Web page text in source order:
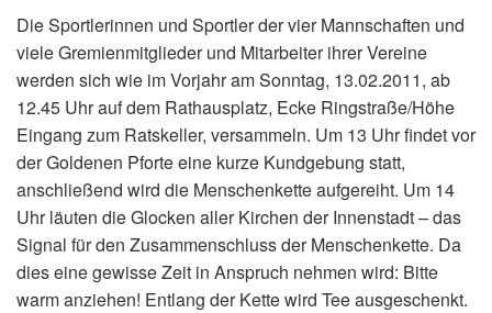
Die Sportlerinnen und Sportler der vier Mannschaften und
viele Gremienmitglieder und Mitarbeiter ihrer Vereine
werden sich wie im Vorjahr am Sonntag, 13.02.2011, ab
12.45 Uhr auf dem Rathausplatz, Ecke Ringstraße/Höhe
Eingang zum Ratskeller, versammeln. Um 13 Uhr findet vor
der Goldenen Pforte eine kurze Kundgebung statt,
anschließend wird die Menschenkette aufgereiht. Um 14
Uhr läuten die Glocken aller Kirchen der Innenstadt – das
Signal für den Zusammenschluss der Menschenkette. Da
dies eine gewisse Zeit in Anspruch nehmen wird: Bitte
warm anziehen! Entlang der Kette wird Tee ausgeschenkt.